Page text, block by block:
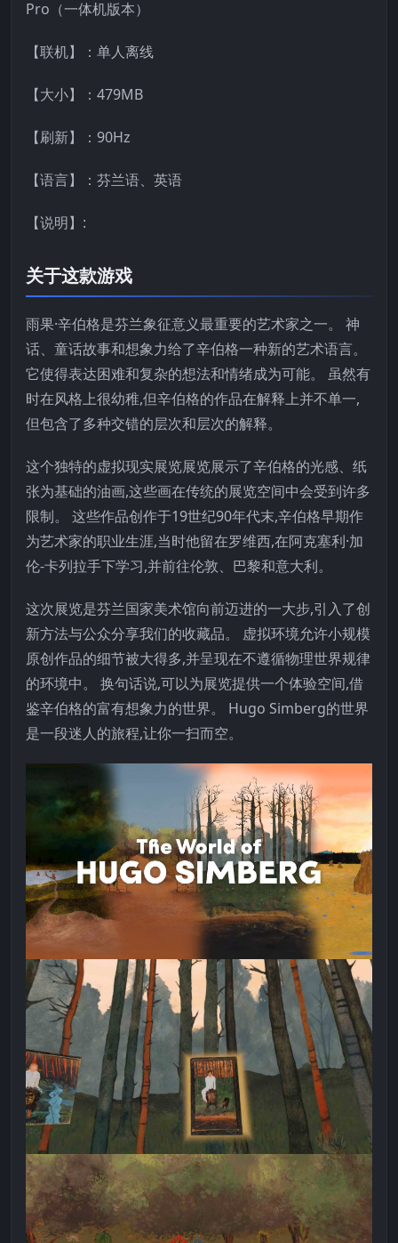
Pro（一体机版本）
【联机】：单人离线
【大小】：479MB
【刷新】：90Hz
【语言】：芬兰语、英语
【说明】:
关于这款游戏
雨果·辛伯格是芬兰象征意义最重要的艺术家之一。 神
话、童话故事和想象力给了辛伯格一种新的艺术语言。
它使得表达困难和复杂的想法和情绪成为可能。 虽然有
时在风格上很幼稚,但辛伯格的作品在解释上并不单一,
但包含了多种交错的层次和层次的解释。
这个独特的虚拟现实展览展览展示了辛伯格的光感、纸
张为基础的油画,这些画在传统的展览空间中会受到许多
限制。 这些作品创作于19世纪90年代末,辛伯格早期作
为艺术家的职业生涯,当时他留在罗维西,在阿克塞利·加
伦-卡列拉手下学习,并前往伦敦、巴黎和意大利。
这次展览是芬兰国家美术馆向前迈进的一大步,引入了创
新方法与公众分享我们的收藏品。 虚拟环境允许小规模
原创作品的细节被大得多,并呈现在不遵循物理世界规律
的环境中。 换句话说,可以为展览提供一个体验空间,借
鉴辛伯格的富有想象力的世界。 Hugo Simberg的世界
是一段迷人的旅程,让你一扫而空。